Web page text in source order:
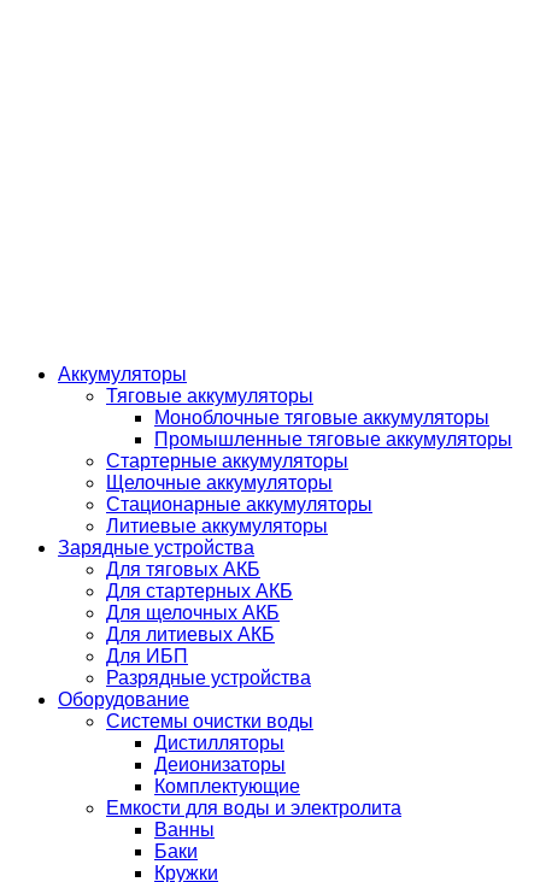
Аккумуляторы
Тяговые аккумуляторы
Моноблочные тяговые аккумуляторы
Промышленные тяговые аккумуляторы
Стартерные аккумуляторы
Щелочные аккумуляторы
Стационарные аккумуляторы
Литиевые аккумуляторы
Зарядные устройства
Для тяговых АКБ
Для стартерных АКБ
Для щелочных АКБ
Для литиевых АКБ
Для ИБП
Разрядные устройства
Оборудование
Системы очистки воды
Дистилляторы
Деионизаторы
Комплектующие
Емкости для воды и электролита
Ванны
Баки
Кружки